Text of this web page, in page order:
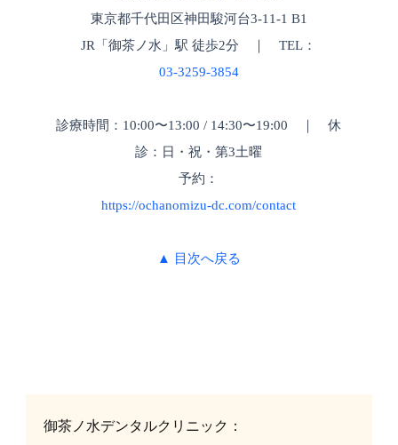
東京都千代田区神田駿河台3-11-1 B1
JR「御茶ノ水」駅 徒歩2分 ｜ TEL：
03-3259-3854
診療時間：10:00〜13:00 / 14:30〜19:00 ｜ 休
診：日・祝・第3土曜
予約：
https://ochanomizu-dc.com/contact
▲ 目次へ戻る
御茶ノ水デンタルクリニック：